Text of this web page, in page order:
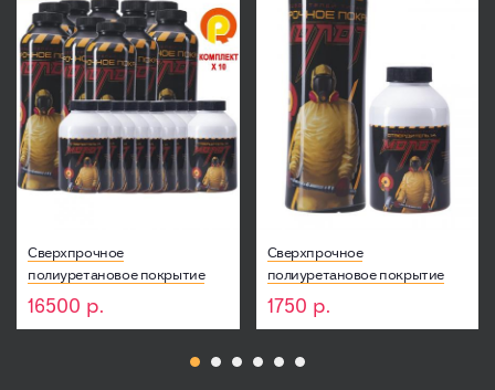
Сверхпрочное
полиуретановое покрытие
МОЛОТ - Черный (Комплект 10
16500 р.
Сверхпрочное
полиуретановое покрытие
МОЛОТ - Колеруемый
1750 р.